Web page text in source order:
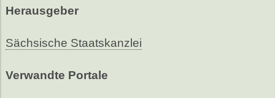
Herausgeber
Sächsische Staatskanzlei
Verwandte Portale